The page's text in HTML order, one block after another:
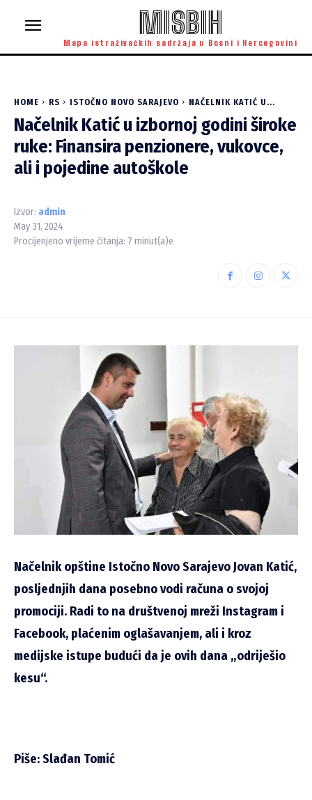
MISBIH
Mapa istraživačkih sadržaja u Bosni i Hercegovini
HOME RS ISTOČNO NOVO SARAJEVO NAČELNIK KATIĆ U...
Načelnik Katić u izbornoj godini široke
ruke: Finansira penzionere, vukovce,
ali i pojedine autoškole
Izvor: admin
May 31, 2024
Procijenjeno vrijeme čitanja: 7 minut(a)e
Načelnik opštine Istočno Novo Sarajevo Jovan Katić,
posljednjih dana posebno vodi računa o svojoj
promociji. Radi to na društvenoj mreži Instagram i
Facebook, plaćenim oglašavanjem, ali i kroz
medijske istupe budući da je ovih dana „odriješio
kesu“.
Piše: Slađan Tomić